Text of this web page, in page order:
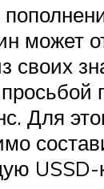
может
своих
Для
USSD-